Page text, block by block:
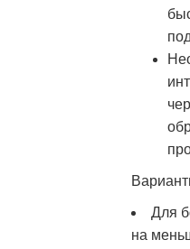
Для
на